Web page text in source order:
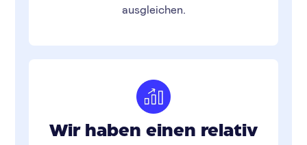
ausgleichen.
Wir haben einen relativ